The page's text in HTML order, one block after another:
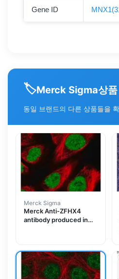
Gene ID
🏷️Merck Sigma상
동일 브랜드의 다른 상품들을
Merck Sigma
Merck Anti-ZFHX4
antibody produced in